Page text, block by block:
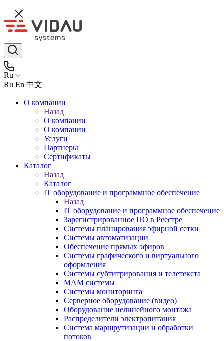
Ru
Ru En 中文
О компании
Назад
О компании
О компании
Услуги
Партнеры
Сертификаты
Каталог
Назад
Каталог
IT оборудование и программное обеспечение
Назад
IT оборудование и программное обеспечение
Зарегистрированное ПО в Реестре
Системы планирования эфирной сетки
Системы автоматизации
Обеспечение прямых эфиров
Системы графического и виртуального
оформления
Системы субтитрирования и телетекста
MAM системы
Системы мониторинга
Серверное оборудование (видео)
Оборудование нелинейного монтажа
Распределители электропитания
Система маршрутизации и обработки
потоков